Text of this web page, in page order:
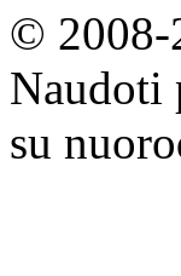
© 2008-
Naudoti
su